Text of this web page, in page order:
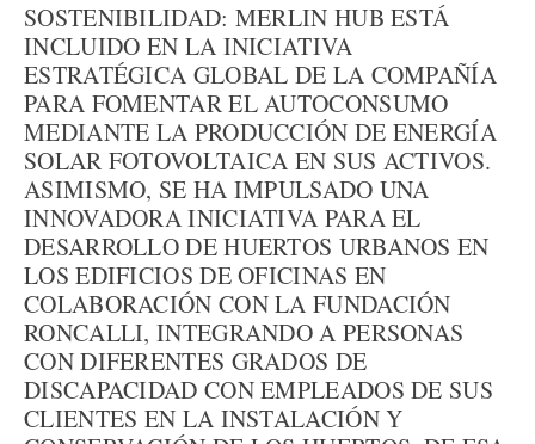
SOSTENIBILIDAD: MERLIN HUB ESTÁ
INCLUIDO EN LA INICIATIVA
ESTRATÉGICA GLOBAL DE LA COMPAÑÍA
PARA FOMENTAR EL AUTOCONSUMO
MEDIANTE LA PRODUCCIÓN DE ENERGÍA
SOLAR FOTOVOLTAICA EN SUS ACTIVOS.
ASIMISMO, SE HA IMPULSADO UNA
INNOVADORA INICIATIVA PARA EL
DESARROLLO DE HUERTOS URBANOS EN
LOS EDIFICIOS DE OFICINAS EN
COLABORACIÓN CON LA FUNDACIÓN
RONCALLI, INTEGRANDO A PERSONAS
CON DIFERENTES GRADOS DE
DISCAPACIDAD CON EMPLEADOS DE SUS
CLIENTES EN LA INSTALACIÓN Y